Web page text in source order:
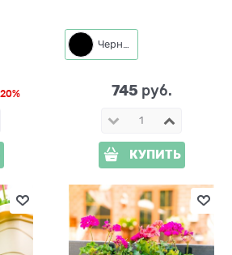
20%
Черный
745 руб.
КУПИТЬ